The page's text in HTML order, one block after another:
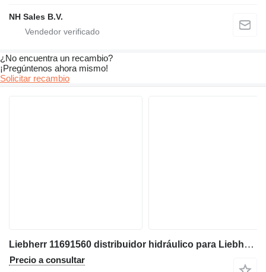
NH Sales B.V.
¿No encuentra un recambio?
¡Pregúntenos ahora mismo!
Solicitar recambio
Liebherr 11691560 distribuidor hidráulico para Liebherr LH22 M excavadora
Precio a consultar